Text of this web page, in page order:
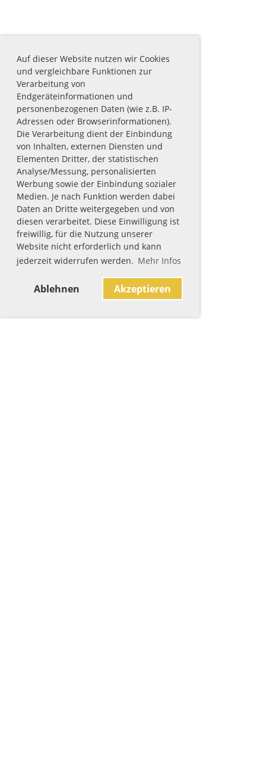
Auf dieser Website nutzen wir Cookies
und vergleichbare Funktionen zur
Verarbeitung von
Endgeräteinformationen und
personenbezogenen Daten (wie z.B. IP-
Adressen oder Browserinformationen).
Die Verarbeitung dient der Einbindung
von Inhalten, externen Diensten und
Elementen Dritter, der statistischen
Analyse/Messung, personalisierten
Werbung sowie der Einbindung sozialer
Medien. Je nach Funktion werden dabei
Daten an Dritte weitergegeben und von
diesen verarbeitet. Diese Einwilligung ist
freiwillig, für die Nutzung unserer
Website nicht erforderlich und kann
jederzeit widerrufen werden. Mehr Infos
Ablehnen Akzeptieren